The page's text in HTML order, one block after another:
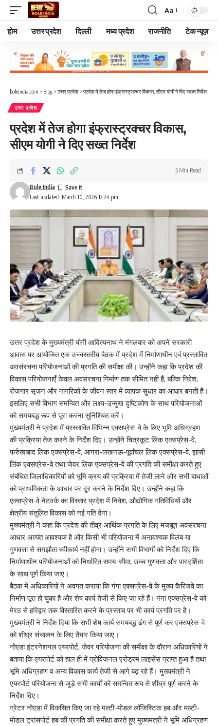
Font
Resizer
Aa
होम उत्तर प्रदेश दिल्ली मध्य प्रदेश राजनीति टेक न्यूज़
boleindia.com > Blog > उत्तर प्रदेश> प्रदेश में तेज होगा इंफ्रास्ट्रक्चर विकास, सीएम योगी ने दिए सख्त निर्देश
उत्तर प्रदेश
प्रदेश में तेज होगा इंफ्रास्ट्रक्चर विकास,
सीएम योगी ने दिए सख्त निर्देश
Last updated: March 10, 2026 12:24 pm
Bole India
5 Min Read
उत्तर प्रदेश के मुख्यमंत्री योगी आदित्यनाथ ने मंगलवार को अपने सरकारी
आवास पर आयोजित एक उच्चस्तरीय बैठक में प्रदेश में निर्माणाधीन एवं प्रस्तावित
अवसंरचना परियोजनाओं की प्रगति की समीक्षा की। उन्होंने कहा कि प्रदेश की
विकास परियोजनाएँ केवल अवसंरचना निर्माण तक सीमित नहीं हैं, बल्कि निवेश,
रोजगार सृजन और नागरिकों के जीवन स्तर में व्यापक सुधार का आधार बनती हैं।
इसलिए सभी विभाग समन्वित और लक्ष्य-उन्मुख दृष्टिकोण के साथ परियोजनाओं
को समयबद्ध रूप से पूरा करना सुनिश्चित करें।
मुख्यमंत्री ने प्रदेश में प्रस्तावित विभिन्न एक्सप्रेस-वे के लिए भूमि अधिग्रहण
की प्रक्रिया तेज करने के निर्देश दिए। उन्होंने चित्रकूट लिंक एक्सप्रेस-वे,
फर्रुखाबाद लिंक एक्सप्रेस-वे, आगरा-लखनऊ-पूर्वांचल लिंक एक्सप्रेस-वे, झांसी
लिंक एक्सप्रेस-वे तथा जेवर लिंक एक्सप्रेस-वे की प्रगति की समीक्षा करते हुए
संबंधित जिलाधिकारियों को भूमि क्रय की प्रक्रिया में तेजी लाने और सभी बाधाओं
को प्राथमिकता के आधार पर दूर करने के निर्देश दिए। उन्होंने कहा कि
एक्सप्रेस-वे नेटवर्क का विस्तार प्रदेश में निवेश, औद्योगिक गतिविधियों और
क्षेत्रीय संतुलित विकास को नई गति देगा।
मुख्यमंत्री ने कहा कि प्रदेश की तीव्र आर्थिक प्रगति के लिए मजबूत अवसंरचना
आधार अत्यंत आवश्यक है और किसी भी परियोजना में अनावश्यक विलंब या
गुणवत्ता से समझौता स्वीकार्य नहीं होगा। उन्होंने सभी विभागों को निर्देश दिए कि
निर्माणाधीन परियोजनाओं को निर्धारित समय-सीमा, उच्च गुणवत्ता और पारदर्शिता
के साथ पूर्ण किया जाए।
बैठक में अधिकारियों ने अवगत कराया कि गंगा एक्सप्रेस-वे के मुख्य कैरिजवे का
निर्माण पूरा हो चुका है और शेष कार्य तेजी से किए जा रहे हैं। गंगा एक्सप्रेस-वे को
मेरठ से हरिद्वार तक विस्तारित करने के प्रस्ताव पर भी कार्य प्रगति पर है।
मुख्यमंत्री ने निर्देश दिया कि सभी शेष कार्य समयबद्ध ढंग से पूर्ण कर एक्सप्रेस-वे
को शीघ्र संचालन के लिए तैयार किया जाए।
नोएडा इंटरनेशनल एयरपोर्ट, जेवर परियोजना की समीक्षा के दौरान अधिकारियों ने
बताया कि एयरपोर्ट को हाल ही में प्रोविजनल एरोड्रम लाइसेंस प्राप्त हुआ है तथा
भूमि अधिग्रहण व अन्य विकास कार्य तेजी से आगे बढ़ रहे हैं। मुख्यमंत्री ने
एयरपोर्ट परियोजना से जुड़े सभी कार्यों को समन्वित रूप से शीघ्र पूर्ण करने के
निर्देश दिए।
ग्रेटर नोएडा में विकसित किए जा रहे मल्टी-मोडल लॉजिस्टिक हब और मल्टी-
मोडल ट्रांसपोर्ट हब की प्रगति की समीक्षा करते हुए मुख्यमंत्री ने भूमि अधिग्रहण